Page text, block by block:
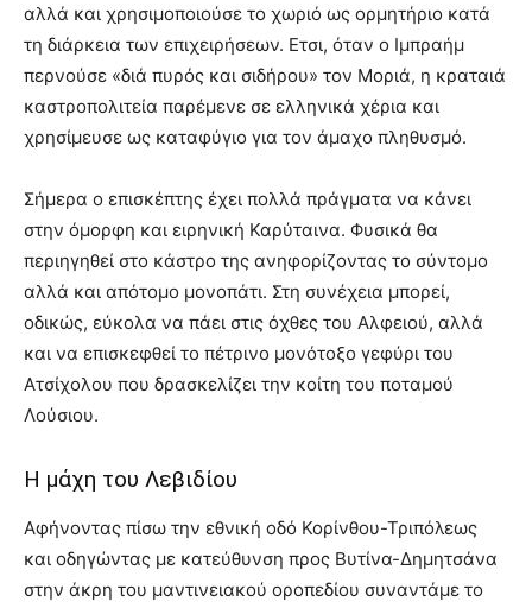
αλλά και χρησιμοποιούσε το χωριό ως ορμητήριο κατά
τη διάρκεια των επιχειρήσεων. Ετσι, όταν ο Ιμπραήμ
περνούσε «διά πυρός και σιδήρου» τον Μοριά, η κραταιά
καστροπολιτεία παρέμενε σε ελληνικά χέρια και
χρησίμευσε ως καταφύγιο για τον άμαχο πληθυσμό.
Σήμερα ο επισκέπτης έχει πολλά πράγματα να κάνει
στην όμορφη και ειρηνική Καρύταινα. Φυσικά θα
περιηγηθεί στο κάστρο της ανηφορίζοντας το σύντομο
αλλά και απότομο μονοπάτι. Στη συνέχεια μπορεί,
οδικώς, εύκολα να πάει στις όχθες του Αλφειού, αλλά
και να επισκεφθεί το πέτρινο μονότοξο γεφύρι του
Ατσίχολου που δρασκελίζει την κοίτη του ποταμού
Λούσιου.
Η μάχη του Λεβιδίου
Αφήνοντας πίσω την εθνική οδό Κορίνθου-Τριπόλεως
και οδηγώντας με κατεύθυνση προς Βυτίνα-Δημητσάνα
στην άκρη του μαντινειακού οροπεδίου συναντάμε το